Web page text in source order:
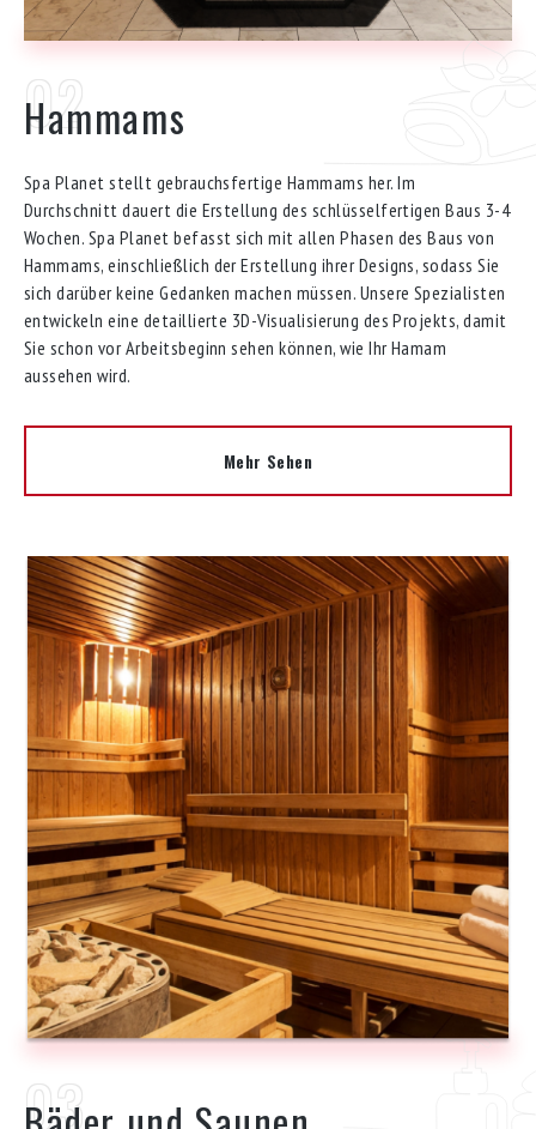
Hammams
Spa Planet stellt gebrauchsfertige Hammams her. Im
Durchschnitt dauert die Erstellung des schlüsselfertigen Baus 3-4
Wochen. Spa Planet befasst sich mit allen Phasen des Baus von
Hammams, einschließlich der Erstellung ihrer Designs, sodass Sie
sich darüber keine Gedanken machen müssen. Unsere Spezialisten
entwickeln eine detaillierte 3D-Visualisierung des Projekts, damit
Sie schon vor Arbeitsbeginn sehen können, wie Ihr Hamam
aussehen wird.
Mehr Sehen